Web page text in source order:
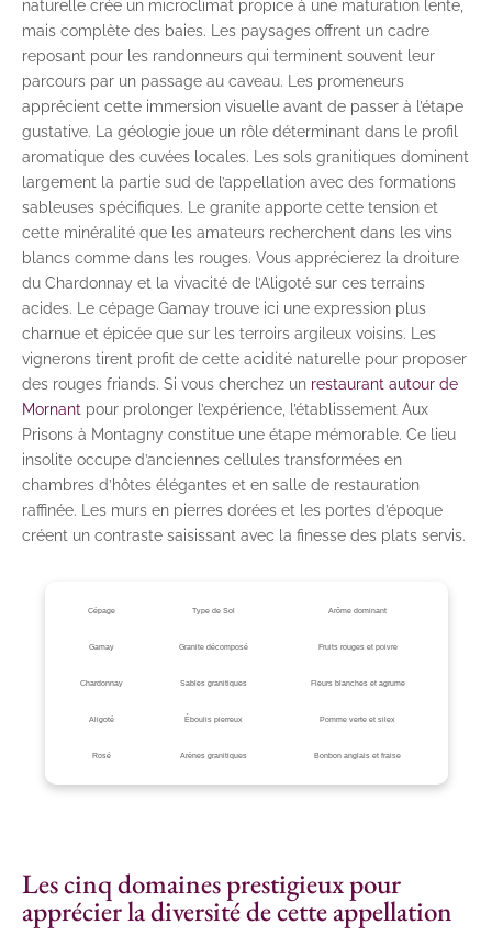
naturelle crée un microclimat propice à une maturation lente,
mais complète des baies. Les paysages offrent un cadre
reposant pour les randonneurs qui terminent souvent leur
parcours par un passage au caveau. Les promeneurs
apprécient cette immersion visuelle avant de passer à l’étape
gustative. La géologie joue un rôle déterminant dans le profil
aromatique des cuvées locales. Les sols granitiques dominent
largement la partie sud de l’appellation avec des formations
sableuses spécifiques. Le granite apporte cette tension et
cette minéralité que les amateurs recherchent dans les vins
blancs comme dans les rouges. Vous apprécierez la droiture
du Chardonnay et la vivacité de l’Aligoté sur ces terrains
acides. Le cépage Gamay trouve ici une expression plus
charnue et épicée que sur les terroirs argileux voisins. Les
vignerons tirent profit de cette acidité naturelle pour proposer
des rouges friands. Si vous cherchez un restaurant autour de
Mornant pour prolonger l’expérience, l’établissement Aux
Prisons à Montagny constitue une étape mémorable. Ce lieu
insolite occupe d’anciennes cellules transformées en
chambres d’hôtes élégantes et en salle de restauration
raffinée. Les murs en pierres dorées et les portes d’époque
créent un contraste saisissant avec la finesse des plats servis.
Cépage Type de Sol Arôme dominant
Gamay Granite décomposé Fruits rouges et poivre
Chardonnay Sables granitiques Fleurs blanches et agrume
Aligoté Éboulis pierreux Pomme verte et silex
Rosé Arènes granitiques Bonbon anglais et fraise
Les cinq domaines prestigieux pour
apprécier la diversité de cette appellation